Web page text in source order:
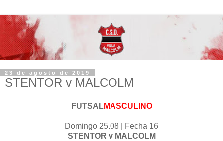
23 de agosto de 2019
STENTOR v MALCOLM
FUTSALMASCULINO
Domingo 25.08 | Fecha 16
STENTOR v MALCOLM